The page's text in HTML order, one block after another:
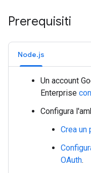
Prerequisiti
Node.js
Un account
Enterprise
Configura
Crea un
OAuth.